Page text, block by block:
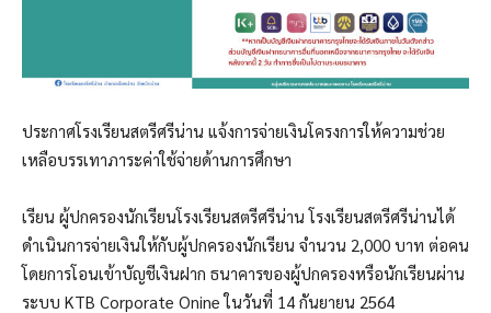
ประกาศโรงเรียนสตรีศรีน่าน แจ้งการจ่ายเงินโครงการให้ความช่วย
เหลือบรรเทาภาระค่าใช้จ่ายด้านการศึกษา
เรียน ผู้ปกครองนักเรียนโรงเรียนสตรีศรีน่าน โรงเรียนสตรีศรีน่านได้
ดำเนินการจ่ายเงินให้กับผู้ปกครองนักเรียน จำนวน 2,000 บาท ต่อคน
โดยการโอนเข้าบัญชีเงินฝาก ธนาคารของผู้ปกครองหรือนักเรียนผ่าน
ระบบ KTB Corporate Onine ในวันที่ 14 กันยายน 2564